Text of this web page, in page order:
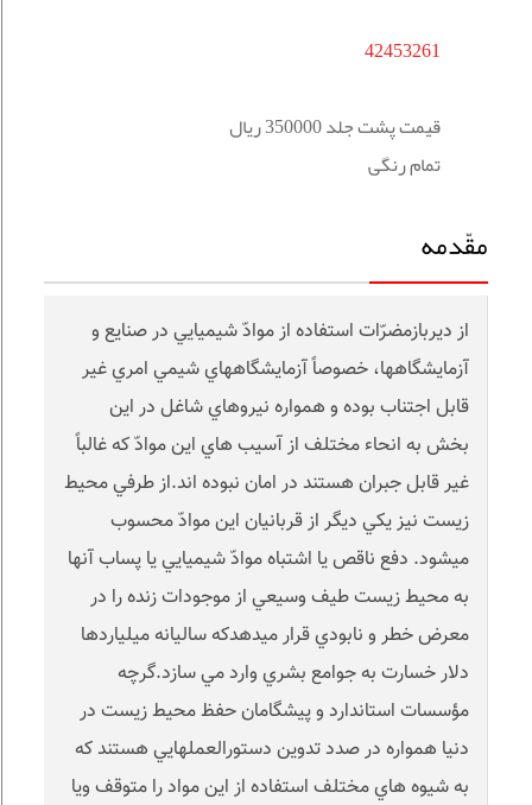
42453261
قیمت پشت جلد 350000 ريال
تمام رنگی
مقّدمه
از ديربازمضرّات استفاده از موادّ شيميايي در صنايع و
آزمايشگاهها، خصوصاً آزمايشگاههاي شيمي امري غير
قابل اجتناب بوده و همواره نيروهاي شاغل در اين
بخش به انحاء مختلف از آسيب هاي اين موادّ که غالباً
غير قابل جبران هستند در امان نبوده اند.از طرفي محيط
زيست نيز يکي ديگر از قربانيان اين موادّ محسوب
ميشود. دفع ناقص يا اشتباه موادّ شيميايي يا پساب آنها
به محيط زيست طيف وسيعي از موجودات زنده را در
معرض خطر و نابودي قرار ميدهدکه ساليانه ميلياردها
دلار خسارت به جوامع بشري وارد مي سازد.گرچه
مؤسسات استاندارد و پيشگامان حفظ محيط زيست در
دنيا همواره در صدد تدوين دستورالعملهايي هستند که
به شيوه هاي مختلف استفاده از اين مواد را متوقف ويا